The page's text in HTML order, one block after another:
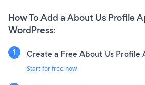
How To Add a About Us Profile
WordPress:
Create a Free About Us Profile
Start for free now